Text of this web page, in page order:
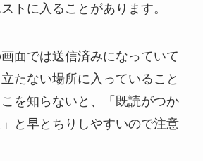
トに入ることがあります。
面では送信済みになっていて
たない場所に入っていること
を知らないと、「既読がつか
と早とちりしやすいので注意